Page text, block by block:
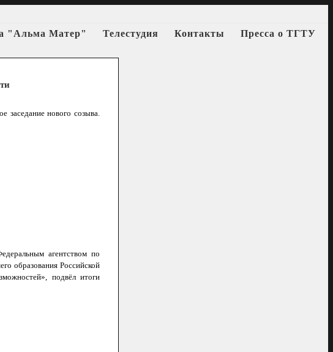
"Альма Матер" Телестудия Контакты Пресса о ТГТУ
заседание нового созыва.
агентством по
образования Российской
подвёл итоги